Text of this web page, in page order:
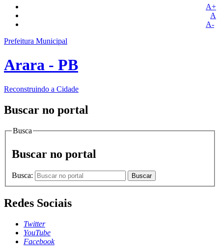
A+
A
A-
Prefeitura Municipal
Arara - PB
Reconstruindo a Cidade
Buscar no portal
Busca
Buscar no portal
Busca: Buscar
Redes Sociais
Twitter
YouTube
Facebook